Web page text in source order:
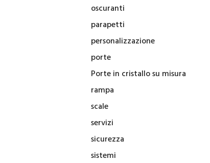
oscuranti
parapetti
personalizzazione
porte
Porte in cristallo su misura
rampa
scale
servizi
sicurezza
sistemi